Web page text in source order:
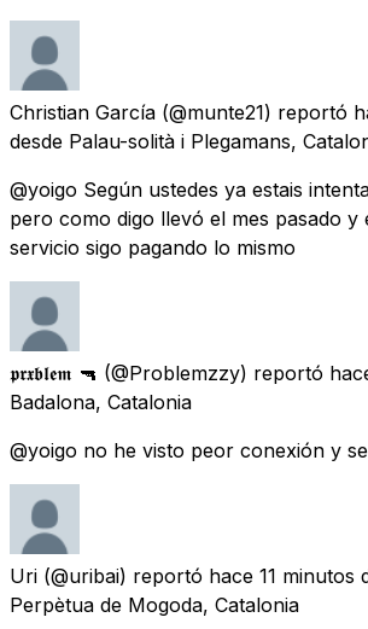
Christian García (@munte21) reportó
desde Palau-solità i Plegamans,
@yoigo Según ustedes ya estais
pero como digo llevó el mes pasado y
servicio sigo pagando lo mismo
𝖕𝖗𝖝𝖇𝖑𝖊𝖒 🔫 (@Problemzzy) reportó
Badalona, Catalonia
@yoigo no he visto peor conexión y
Uri (@uribai) reportó hace 11 minutos
Perpètua de Mogoda, Catalonia